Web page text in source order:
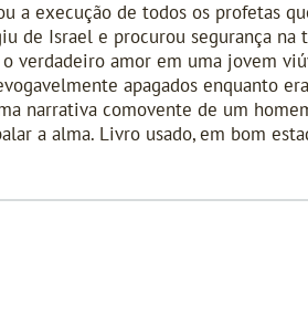
a execução de todos os profetas
de Israel e procurou segurança na
verdadeiro amor em uma jovem
apagados enquanto
narrativa comovente de um
a alma. Livro usado, em bom